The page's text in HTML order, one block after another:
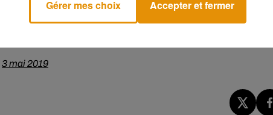
3 mai 2019
Gérer mes choix Accepter et fermer